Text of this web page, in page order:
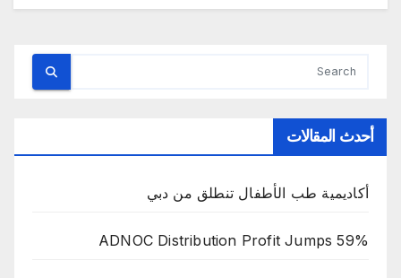
أحدث المقالات
أكاديمية طب الأطفال تنطلق من دبي
ADNOC Distribution Profit Jumps 59%